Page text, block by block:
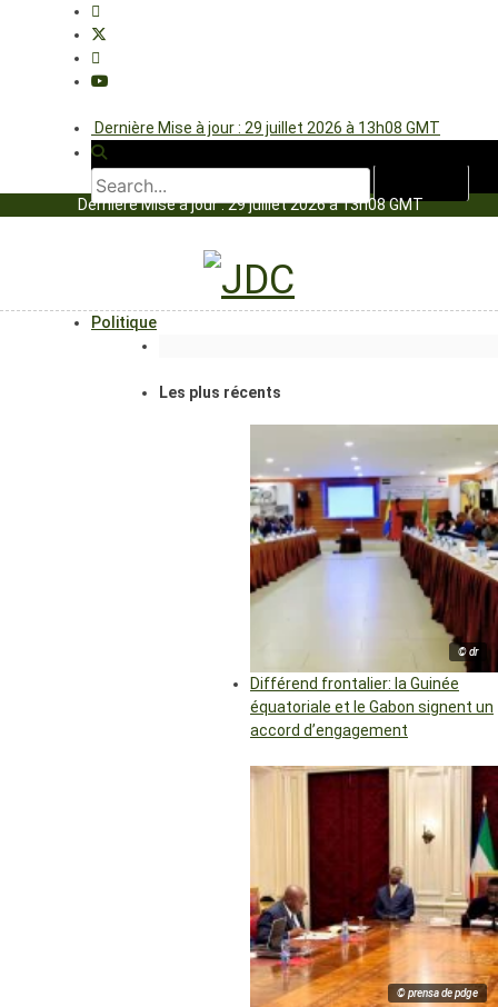
Dernière Mise à jour : 29 juillet 2026 à 13h08 GMT
Dernière Mise à jour : 29 juillet 2026 à 13h08 GMT
Politique
Les plus récents
© dr
Différend frontalier: la Guinée
équatoriale et le Gabon signent un
accord d’engagement
© prensa de pdge